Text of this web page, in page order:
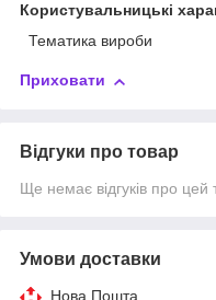
Користувальницькі
Тематика вироби
Приховати
Відгуки про товар
Ще немає відгуків про цей
Умови доставки
Нова Пошта